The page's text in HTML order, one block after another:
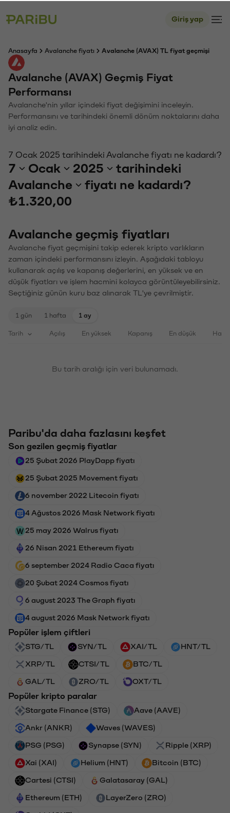
Giriş yap
Anasayfa Avalanche fiyatı Avalanche (AVAX) TL fiyat geçmişi
Avalanche (AVAX) Geçmiş Fiyat
Performansı
Avalanche'nin yıllar içindeki fiyat değişimini inceleyin.
Performansını ve tarihindeki önemli dönüm noktalarını daha
iyi analiz edin.
7 Ocak 2025 tarihindeki Avalanche fiyatı ne kadardı?
7 Ocak 2025
tarihindeki
Avalanche
fiyatı ne kadardı?
₺1.320,00
Avalanche geçmiş fiyatları
Avalanche fiyat geçmişini takip ederek kripto varlıkların
zaman içindeki performansını izleyin. Aşağıdaki tabloyu
kullanarak açılış ve kapanış değerlerini, en yüksek ve en
düşük fiyatları ve işlem hacmini kolayca görüntüleyebilirsiniz.
Seçtiğiniz günün kuru baz alınarak TL'ye çevrilmiştir.
1 gün 1 hafta 1 ay
Tarih Açılış En yüksek Kapanış En düşük
Bu tarih aralığı için veri bulunamadı.
Paribu'da daha fazlasını keşfet
Son gezilen geçmiş fiyatlar
25 Şubat 2026 PlayDapp fiyatı
25 Şubat 2025 Movement fiyatı
6 november 2022 Litecoin fiyatı
4 Ağustos 2026 Mask Network fiyatı
25 may 2026 Walrus fiyatı
26 Nisan 2021 Ethereum fiyatı
6 september 2024 Radio Caca fiyatı
20 Şubat 2024 Cosmos fiyatı
6 august 2023 The Graph fiyatı
4 august 2026 Mask Network fiyatı
Popüler işlem çiftleri
STG/TL SYN/TL XAI/TL HNT/TL
XRP/TL CTSI/TL BTC/TL
GAL/TL ZRO/TL OXT/TL
Popüler kripto paralar
Stargate Finance (STG) Aave (AAVE)
Ankr (ANKR) Waves (WAVES)
PSG (PSG) Synapse (SYN) Ripple (XRP)
Xai (XAI) Helium (HNT) Bitcoin (BTC)
Cartesi (CTSI) Galatasaray (GAL)
Ethereum (ETH) LayerZero (ZRO)